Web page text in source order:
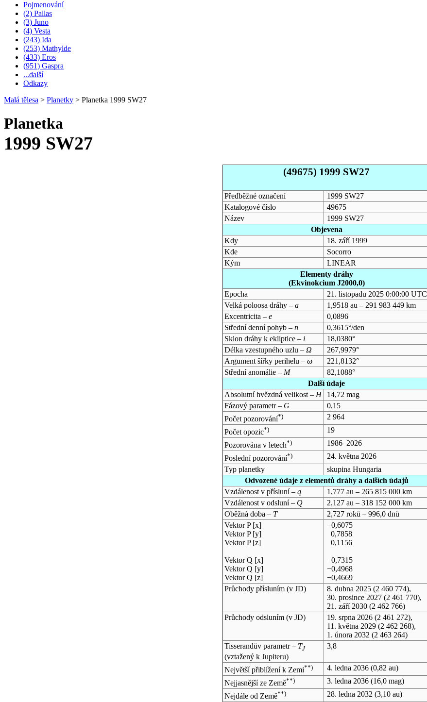
Pojmenování
(2) Pallas
(3) Juno
(4) Vesta
(243) Ida
(253) Mathylde
(433) Eros
(951) Gaspra
...další
Odkazy
Malá tělesa > Planetky > Planetka 1999 SW27
Planetka
1999 SW27
(49675) 1999 SW27
Předběžné označení
1999 SW27
Katalogové číslo
49675
Název
1999 SW27
Objevena
Kdy
18. září 1999
Kde
Socorro
Kým
LINEAR
Elementy dráhy
(Ekvinokcium J2000,0)
Epocha
21. listopadu 2025 0:00:00 UTC
Velká poloosa dráhy – a
1,9518 au – 291 983 449 km
Excentricita – e
0,0896
Střední denní pohyb – n
0,3615°/den
Sklon dráhy k ekliptice – i
18,0380°
Délka vzestupného uzlu – Ω
267,9979°
Argument šířky perihelu – ω
221,8132°
Střední anomálie – M
82,1088°
Další údaje
Absolutní hvězdná velikost – H
14,72 mag
Fázový parametr – G
0,15
Počet pozorování*)
2 964
Počet opozic*)
19
Pozorována v letech*)
1986–2026
Poslední pozorování*)
24. května 2026
Typ planetky
skupina Hungaria
Odvozené údaje z elementů dráhy a dalších údajů
Vzdálenost v přísluní – q
1,777 au – 265 815 000 km
Vzdálenost v odsluní – Q
2,127 au – 318 152 000 km
Oběžná doba – T
2,727 roků – 996,0 dnů
Vektor P [x]
Vektor P [y]
Vektor P [z]
Vektor Q [x]
Vektor Q [y]
Vektor Q [z]
−0,6075
0,7858
0,1156
−0,7315
−0,4968
−0,4669
Průchody přísluním (v JD) 8. dubna 2025(2 460 774),
30. prosince 2027(2 461 770),
21. září 2030(2 462 766)
Průchody odsluním (v JD) 19. srpna 2026(2 461 272),
11. května 2029(2 462 268),
1. února 2032 (2 463 264)
Tisserandův parametr – TJ
(vztažený k Jupiteru)
3,8
Největší přiblížení k Zemi**) 4. ledna 2036(0,82 au)
Nejjasnější ze Země**) 3. ledna 2036(16,0 mag)
Nejdále od Země**) 28. ledna 2032 (3,10 au)